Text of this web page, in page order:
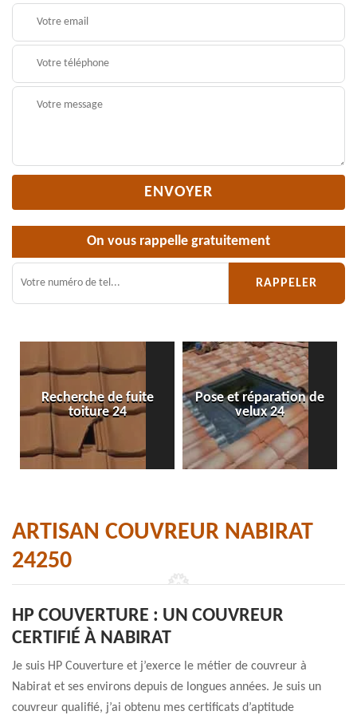
On vous rappelle gratuitement
Recherche de fuite
toiture 24
Pose et réparation de
velux 24
ARTISAN COUVREUR NABIRAT
24250
HP COUVERTURE : UN COUVREUR
CERTIFIÉ À NABIRAT
Je suis HP Couverture et j’exerce le métier de couvreur à
Nabirat et ses environs depuis de longues années. Je suis un
couvreur qualifié, j’ai obtenu mes certificats d’aptitude